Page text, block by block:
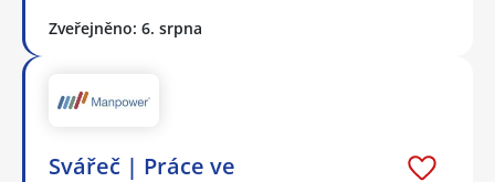
Zveřejněno: 6. srpna
Svářeč | Práce ve